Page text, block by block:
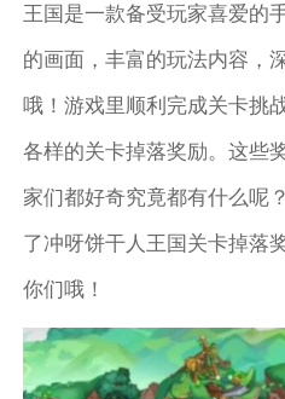
王国是一款备受玩家喜爱的
的画面，丰富的玩法内容，
哦！游戏里顺利完成关卡挑
各样的关卡掉落奖励。这些
家们都好奇究竟都有什么呢
了冲呀饼干人王国关卡掉落
你们哦！